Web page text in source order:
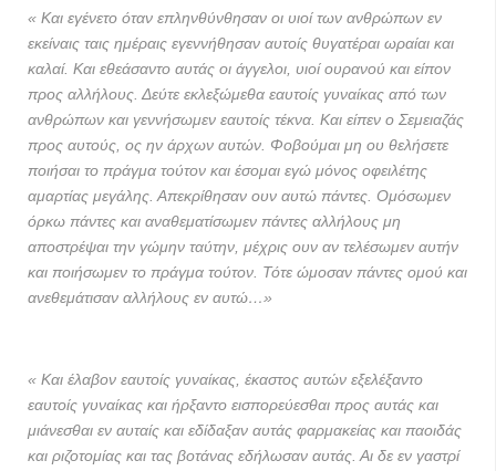
« Και εγένετο όταν επληνθύνθησαν οι υιοί των ανθρώπων εν
εκείναις ταις ημέραις εγεννήθησαν αυτοίς θυγατέραι ωραίαι και
καλαί. Και εθεάσαντο αυτάς οι άγγελοι, υιοί ουρανού και είπον
προς αλλήλους. Δεύτε εκλεξώμεθα εαυτοίς γυναίκας από των
ανθρώπων και γεννήσωμεν εαυτοίς τέκνα. Και είπεν ο Σεμειαζάς
προς αυτούς, ος ην άρχων αυτών. Φοβούμαι μη ου θελήσετε
ποιήσαι το πράγμα τούτον και έσομαι εγώ μόνος οφειλέτης
αμαρτίας μεγάλης. Απεκρίθησαν ουν αυτώ πάντες. Ομόσωμεν
όρκω πάντες και αναθεματίσωμεν πάντες αλλήλους μη
αποστρέψαι την γώμην ταύτην, μέχρις ουν αν τελέσωμεν αυτήν
και ποιήσωμεν το πράγμα τούτον. Τότε ώμοσαν πάντες ομού και
ανεθεμάτισαν αλλήλους εν αυτώ…»
« Και έλαβον εαυτοίς γυναίκας, έκαστος αυτών εξελέξαντο
εαυτοίς γυναίκας και ήρξαντο εισπορεύεσθαι προς αυτάς και
μιάνεσθαι εν αυταίς και εδίδαξαν αυτάς φαρμακείας και παοιδάς
και ριζοτομίας και τας βοτάνας εδήλωσαν αυτάς. Αι δε εν γαστρί